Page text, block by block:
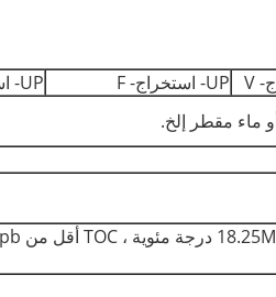
UP- استخراج- F
UP- استخراج- VF